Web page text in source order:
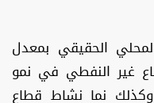
الحقيقي بمعدل
غير النفطي في نمو
الناتج المحلي الإجمالي %56.2 وكذلك نما نشاط قطاع